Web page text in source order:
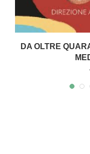
DA OLTRE